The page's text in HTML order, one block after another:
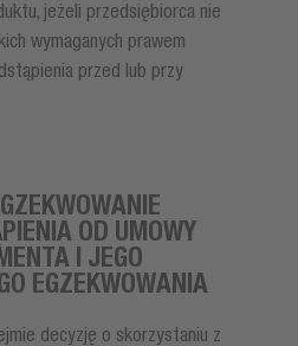
jeżeli przedsiębiorca nie
wymaganych prawem
przed lub przy
OD UMOWY
I JEGO
EGZEKWOWANIA
decyzję o skorzystaniu z